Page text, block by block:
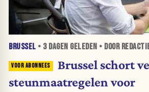
BRUSSEL • 3 DAGEN GELEDEN • DOOR
Brussel schort
steunmaatregelen voor